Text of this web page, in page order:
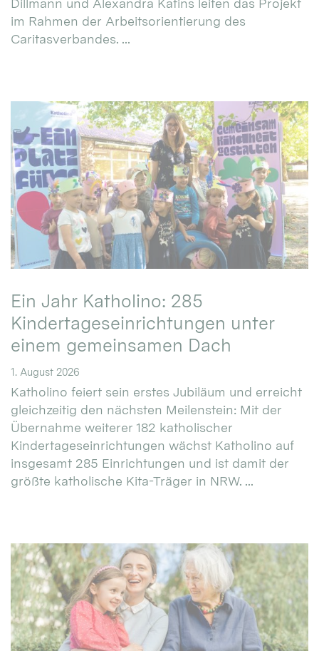
Dillmann und Alexandra Katins leiten das Projekt
im Rahmen der Arbeitsorientierung des
Caritasverbandes. ...
Ein Jahr Katholino: 285
Kindertageseinrichtungen unter
einem gemeinsamen Dach
1. August 2026
Katholino feiert sein erstes Jubiläum und erreicht
gleichzeitig den nächsten Meilenstein: Mit der
Übernahme weiterer 182 katholischer
Kindertageseinrichtungen wächst Katholino auf
insgesamt 285 Einrichtungen und ist damit der
größte katholische Kita-Träger in NRW. ...